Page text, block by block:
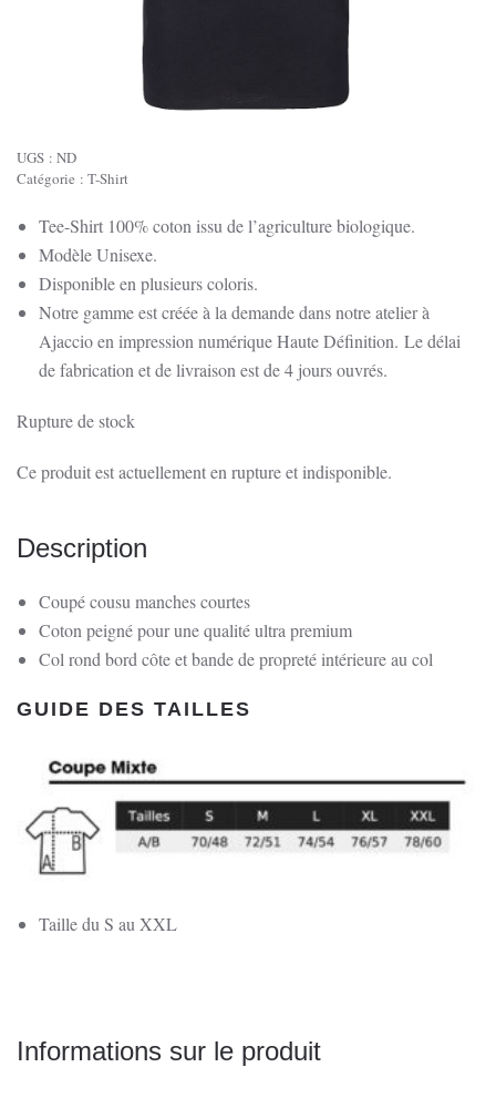
UGS : ND
Catégorie : T-Shirt
Tee-Shirt 100% coton issu de l’agriculture biologique.
Modèle Unisexe.
Disponible en plusieurs coloris.
Notre gamme est créée à la demande dans notre atelier à
Ajaccio en impression numérique Haute Définition. Le délai
de fabrication et de livraison est de 4 jours ouvrés.
Rupture de stock
Ce produit est actuellement en rupture et indisponible.
Description
Coupé cousu manches courtes
Coton peigné pour une qualité ultra premium
Col rond bord côte et bande de propreté intérieure au col
GUIDE DES TAILLES
Taille du S au XXL
Informations sur le produit